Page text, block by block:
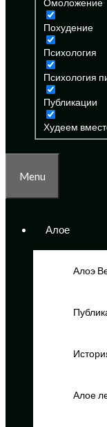
Похудение
Психология
Психология
Публикации
Худеем
Menu
Алое
Алоэ
Алое